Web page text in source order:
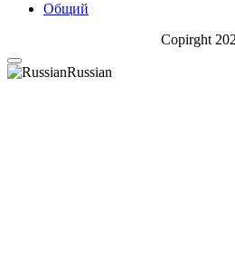
Общий
Copirght
Russian